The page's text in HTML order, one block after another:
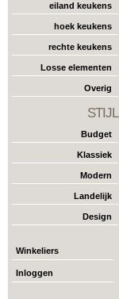
eiland keukens
hoek keukens
rechte keukens
Losse elementen
Overig
STIJL
Budget
Klassiek
Modern
Landelijk
Design
Winkeliers
Inloggen